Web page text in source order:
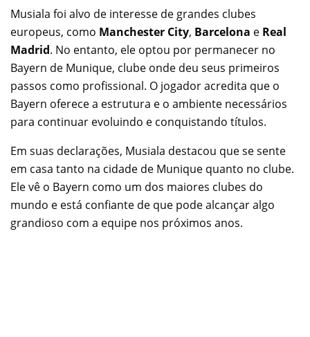
Musiala foi alvo de interesse de grandes clubes
europeus, como Manchester City, Barcelona e Real
Madrid. No entanto, ele optou por permanecer no
Bayern de Munique, clube onde deu seus primeiros
passos como profissional. O jogador acredita que o
Bayern oferece a estrutura e o ambiente necessários
para continuar evoluindo e conquistando títulos.
Em suas declarações, Musiala destacou que se sente
em casa tanto na cidade de Munique quanto no clube.
Ele vê o Bayern como um dos maiores clubes do
mundo e está confiante de que pode alcançar algo
grandioso com a equipe nos próximos anos.